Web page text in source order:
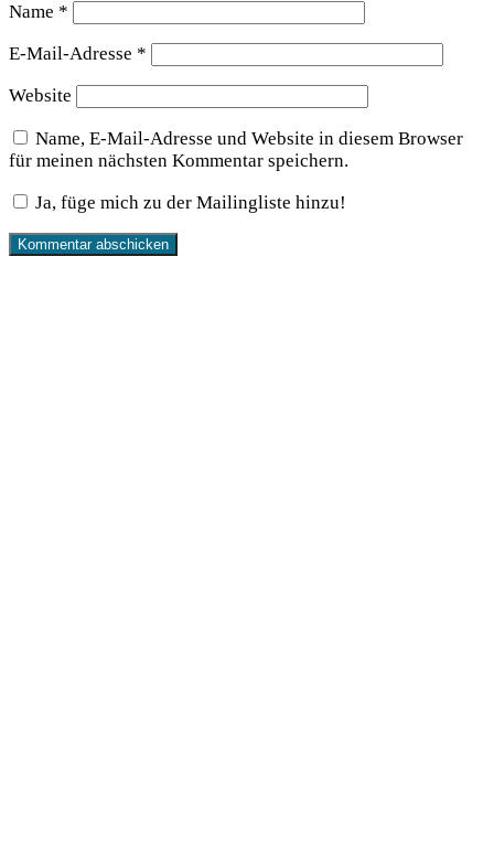
Name *
E-Mail-Adresse *
Website
Name, E-Mail-Adresse und Website in diesem Browser
für meinen nächsten Kommentar speichern.
Ja, füge mich zu der Mailingliste hinzu!